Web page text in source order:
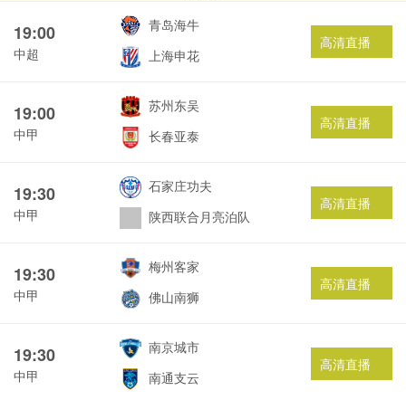
19:00
中超
青岛海牛
上海申花
高清直播
19:00
中甲
苏州东吴
长春亚泰
高清直播
19:30
中甲
石家庄功夫
陕西联合月亮泊队
高清直播
19:30
中甲
梅州客家
佛山南狮
高清直播
19:30
中甲
南京城市
南通支云
高清直播